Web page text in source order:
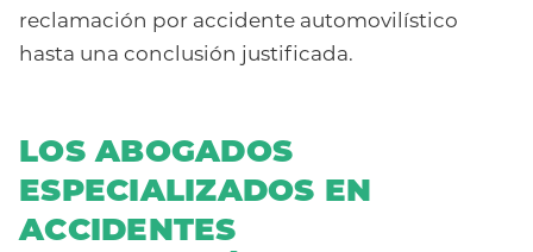
reclamación por accidente automovilístico
hasta una conclusión justificada.
LOS ABOGADOS
ESPECIALIZADOS EN
ACCIDENTES